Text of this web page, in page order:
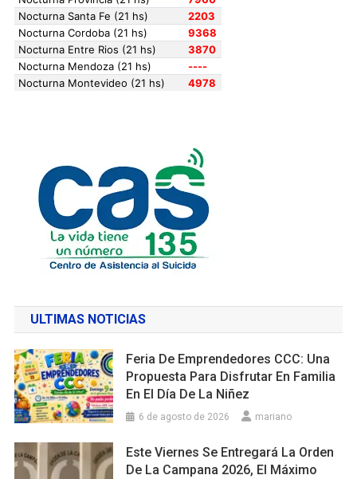
ULTIMAS NOTICIAS
Feria De Emprendedores CCC: Una
Propuesta Para Disfrutar En Familia
En El Día De La Niñez
6 de agosto de 2026 mariano
Este Viernes Se Entregará La Orden
De La Campana 2026, El Máximo